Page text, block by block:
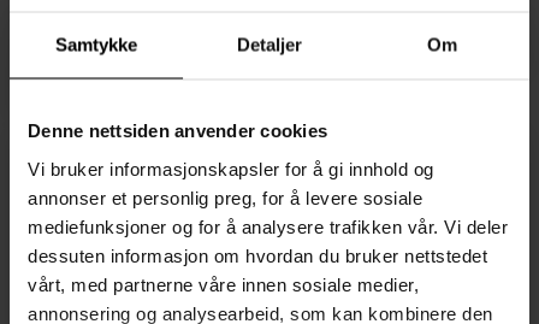
Samtykke Detaljer Om
Denne nettsiden anvender cookies
Vi bruker informasjonskapsler for å gi innhold og
annonser et personlig preg, for å levere sosiale
mediefunksjoner og for å analysere trafikken vår. Vi deler
dessuten informasjon om hvordan du bruker nettstedet
vårt, med partnerne våre innen sosiale medier,
annonsering og analysearbeid, som kan kombinere den
2079,00kr
pris
2079,00 kr.
pris
1979,00 kr.
UTSOLGT UTSOLGT